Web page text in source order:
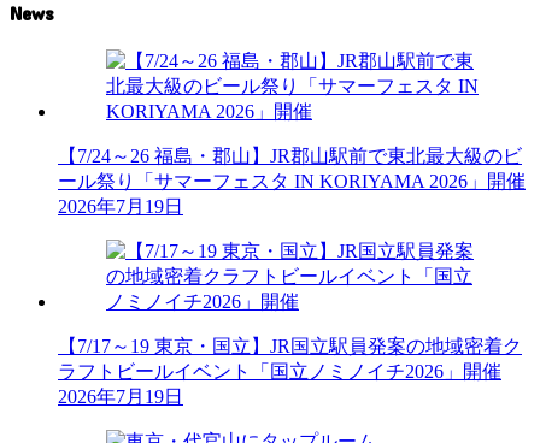
News
【7/24～26 福島・郡山】JR郡山駅前で東北最大級のビ
ール祭り「サマーフェスタ IN KORIYAMA 2026」開催
2026年7月19日
【7/17～19 東京・国立】JR国立駅員発案の地域密着ク
ラフトビールイベント「国立ノミノイチ2026」開催
2026年7月19日